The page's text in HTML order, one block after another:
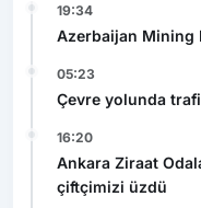
19:34
Azerbaijan Mining
05:23
Çevre yolunda
16:20
Ankara Ziraat
çiftçimizi üzdü